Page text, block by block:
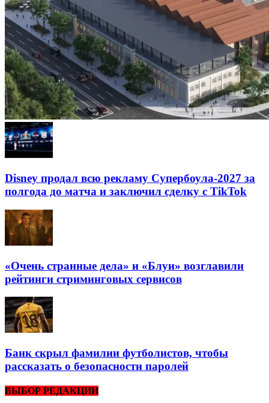
Disney продал всю рекламу Супербоула-2027 за
полгода до матча и заключил сделку с TikTok
«Очень странные дела» и «Блуи» возглавили
рейтинги стриминговых сервисов
Банк скрыл фамилии футболистов, чтобы
рассказать о безопасности паролей
ВЫБОР РЕДАКЦИИ